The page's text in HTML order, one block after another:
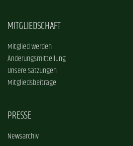
MITGLIEDSCHAFT
Mitglied werden
Änderungsmitteilung
Unsere Satzungen
Mitgliedsbeiträge
PRESSE
Newsarchiv